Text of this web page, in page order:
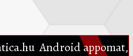
Android appomat,